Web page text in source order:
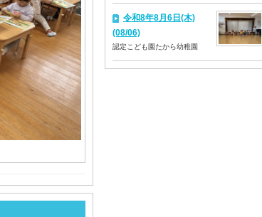
令和8年8月6日(木)
(08/06)
認定こども園たから幼稚園